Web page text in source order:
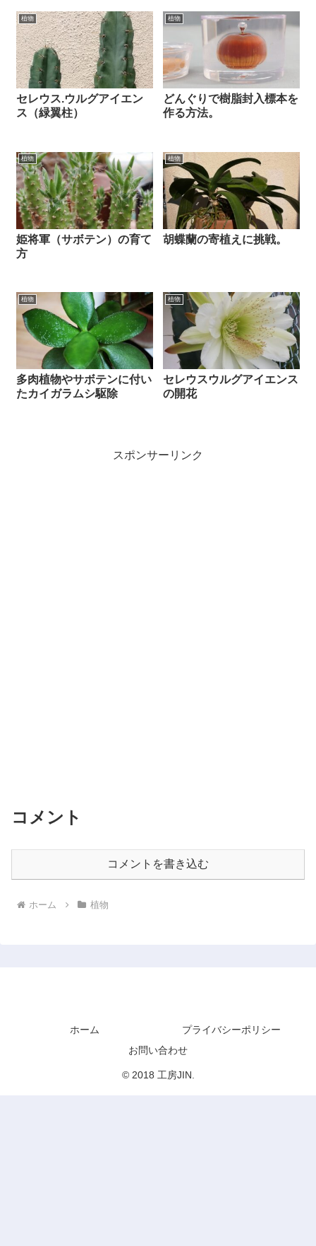
植物
セレウス.ウルグアイエン
ス（緑翼柱）
植物
どんぐりで樹脂封入標本を
作る方法。
植物
姫将軍（サボテン）の育て
方
植物
胡蝶蘭の寄植えに挑戦。
植物
多肉植物やサボテンに付い
たカイガラムシ駆除
植物
セレウスウルグアイエンス
の開花
スポンサーリンク
コメント
コメントを書き込む
ホーム 植物
ホーム
プライバシーポリシー
お問い合わせ
© 2018 工房JIN.